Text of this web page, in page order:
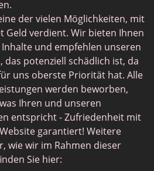
der vielen Möglichkeiten, mit
Geld verdient. Wir bieten Ihnen
und empfehlen unseren
das potenziell schädlich ist, da
uns oberste Priorität hat. Alle
werden beworben,
Ihren und unseren
entspricht - Zufriedenheit mit
garantiert! Weitere
wie wir im Rahmen dieser
Sie hier: